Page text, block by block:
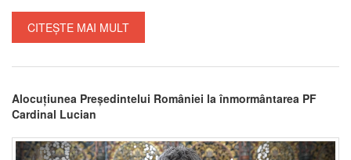
CITEȘTE MAI MULT
Alocuțiunea Președintelui României la înmormântarea PF
Cardinal Lucian